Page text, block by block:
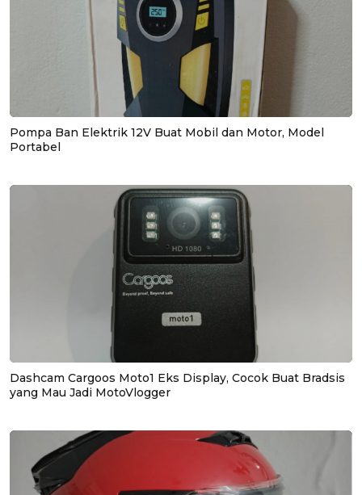
Pompa Ban Elektrik 12V Buat Mobil dan Motor, Model
Portabel
Dashcam Cargoos Moto1 Eks Display, Cocok Buat Bradsis
yang Mau Jadi MotoVlogger